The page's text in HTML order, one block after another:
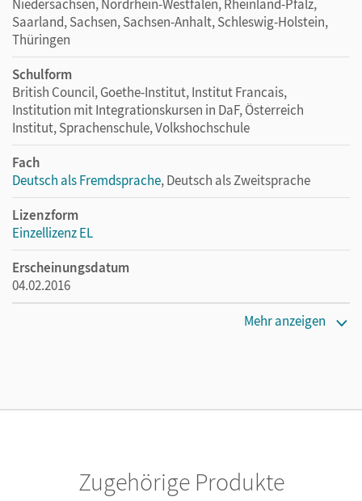
Niedersachsen, Nordrhein-Westfalen, Rheinland-Pfalz,
Saarland, Sachsen, Sachsen-Anhalt, Schleswig-Holstein,
Thüringen
Schulform
British Council, Goethe-Institut, Institut Francais,
Institution mit Integrationskursen in DaF, Österreich
Institut, Sprachenschule, Volkshochschule
Fach
Deutsch als Fremdsprache, Deutsch als Zweitsprache
Lizenzform
Einzellizenz EL
Erscheinungsdatum
04.02.2016
Mehr anzeigen
Zugehörige Produkte